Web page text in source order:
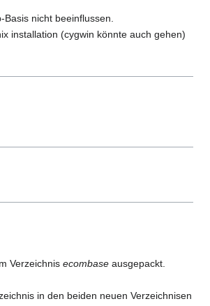
Basis nicht beeinflussen.
installation (cygwin könnte auch gehen)
Verzeichnisecombase ausgepackt.
in den beiden neuen Verzeichnisen